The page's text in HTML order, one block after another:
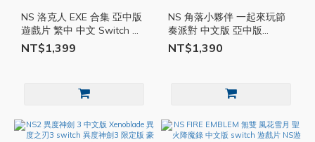
NS 洛克人 EXE 合集 亞中版
遊戲片 繁中 中文 Switch 任
天堂 NS遊戲片 SW099
NT$1,399
NS 角落小夥伴 一起來玩節
奏派對 中文版 亞中版
Switch 任天堂 遊戲片 角落
生物 NS遊戲片 SW099
NT$1,390